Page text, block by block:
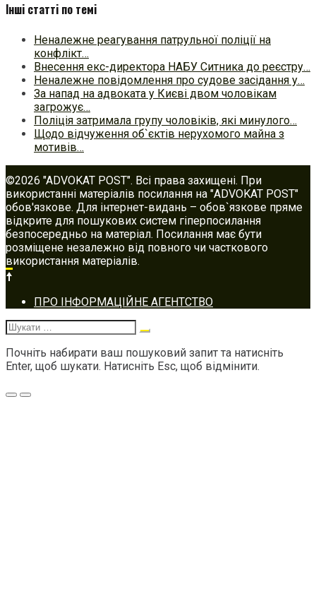
Інші статті по темі
Неналежне реагування патрульної поліції на
конфлікт…
Внесення екс-директора НАБУ Ситника до реєстру…
Неналежне повідомлення про судове засідання у…
За напад на адвоката у Києві двом чоловікам
загрожує…
Поліція затримала групу чоловіків, які минулого…
Щодо відчуження об`єктів нерухомого майна з
мотивів…
©2026 "ADVOKAT POST". Всі права захищені. При
використанні матеріалів посилання на "ADVOKAT POST"
обов'язкове. Для інтернет-видань – обов`язкове пряме
відкрите для пошукових систем гіперпосилання
безпосередньо на матеріал. Посилання має бути
розміщене незалежно від повного чи часткового
використання матеріалів.
Footer
navigation
ПРО ІНФОРМАЦІЙНЕ АГЕНТСТВО
Шукати:
Почніть набирати ваш пошуковий запит та натисніть
Enter, щоб шукати. Натисніть Esc, щоб відмінити.
Меню